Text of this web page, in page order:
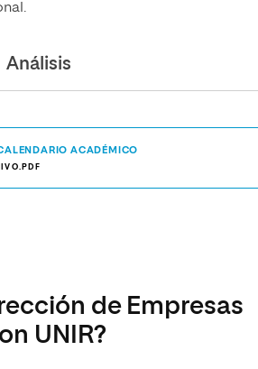
Análisis
ACADÉMICO
de Empresas
UNIR?